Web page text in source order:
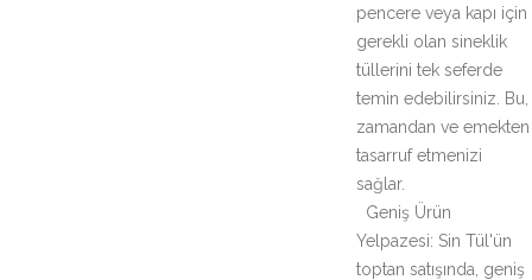
pencere veya kapı için
gerekli olan sineklik
tüllerini tek seferde
temin edebilirsiniz. Bu,
zamandan ve emekten
tasarruf etmenizi
sağlar.
Geniş Ürün
Yelpazesi: Sin Tül'ün
toptan satışında, geniş